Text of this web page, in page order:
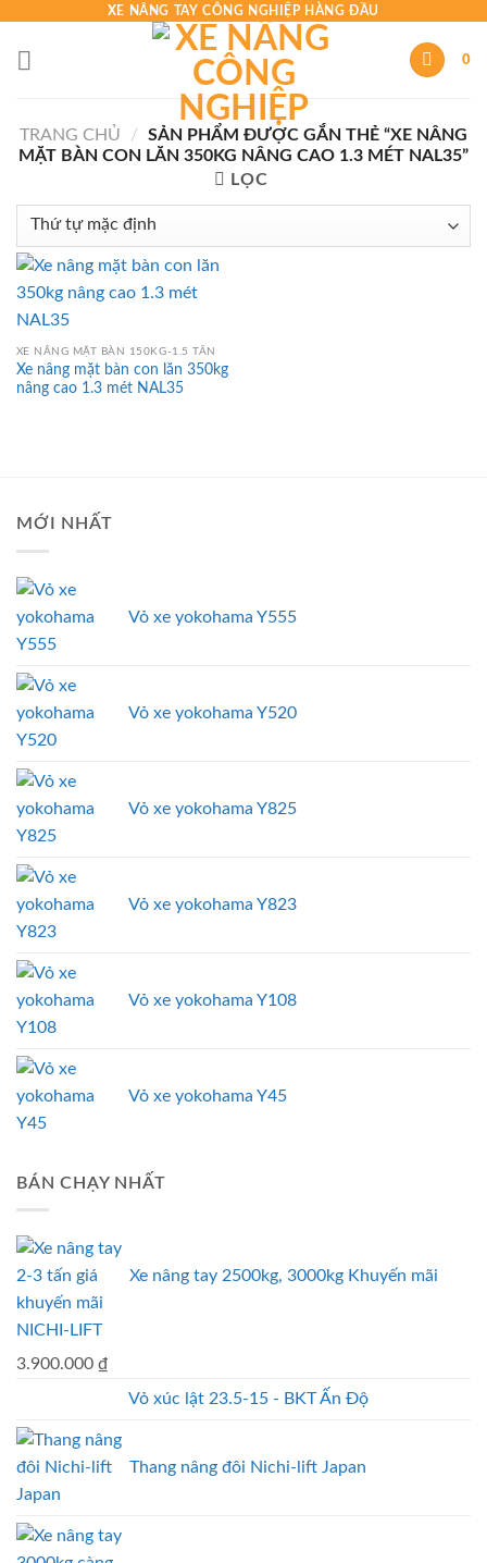
content
XE NÂNG TAY CÔNG NGHIỆP HÀNG ĐẦU
0
TRANG CHỦ /
SẢN PHẨM ĐƯỢC GẮN THẺ “XE NÂNG
MẶT BÀN CON LĂN 350KG NÂNG CAO 1.3 MÉT NAL35”
LỌC
XE NÂNG MẶT BÀN 150KG-1.5 TẤN
Xe nâng mặt bàn con lăn 350kg
nâng cao 1.3 mét NAL35
MỚI NHẤT
Vỏ xe yokohama Y555
Vỏ xe yokohama Y520
Vỏ xe yokohama Y825
Vỏ xe yokohama Y823
Vỏ xe yokohama Y108
Vỏ xe yokohama Y45
BÁN CHẠY NHẤT
Xe nâng tay 2500kg, 3000kg Khuyến mãi
NICHI-LIFT
3.900.000 ₫
Vỏ xúc lật 23.5-15 - BKT Ấn Độ
Thang nâng đôi Nichi-lift Japan